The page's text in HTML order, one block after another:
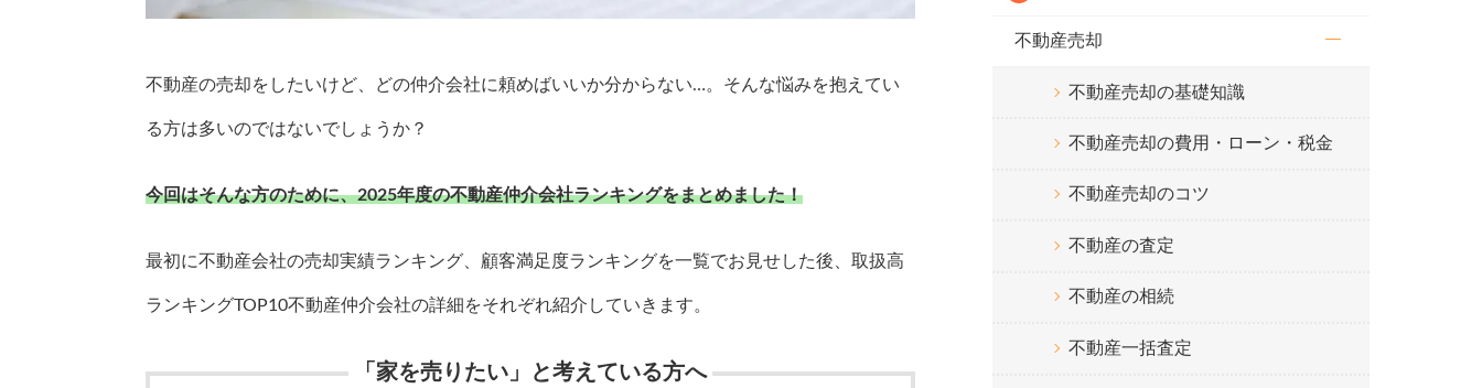
不動産の売却をしたいけど、どの仲介会社に頼めばいいか分からない…。そんな悩みを抱えてい
る方は多いのではないでしょうか？
今回はそんな方のために、2025年度の不動産仲介会社ランキングをまとめました！
最初に不動産会社の売却実績ランキング、顧客満足度ランキングを一覧でお見せした後、取扱高
ランキングTOP10不動産仲介会社の詳細をそれぞれ紹介していきます。
「家を売りたい」と考えている方へ
不動産売却
不動産売却の基礎知識
不動産売却の費用・ローン・税金
不動産売却のコツ
不動産の査定
不動産の相続
不動産一括査定